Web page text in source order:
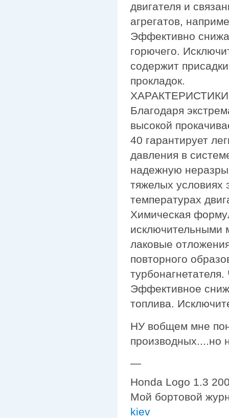
двигателя и
агрегатов,
Эффективно
горючего.
содержит
прокладок.
ХАРАКТЕРИСТИКИ
Благодаря
высокой
40 гарантирует
давления в
надежную
тяжелых условиях
температурах
Химическая
исключительными
лаковые
повторного
Эффективное
топлива.
НУ вобщем мне
производных....но
—
Honda Logo 1.3
Мой бортовой
kiev